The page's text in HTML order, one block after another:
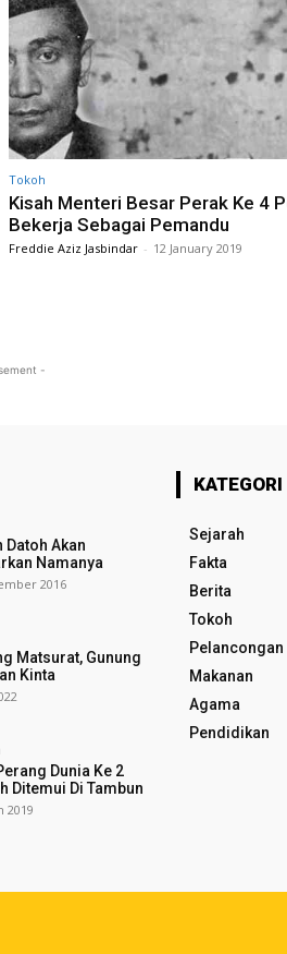
Tokoh
Kisah Menteri Besar Perak Ke 4
Bekerja Sebagai Pemandu
Freddie Aziz Jasbindar - 12 January 2019
-
Datoh Akan
Namanya
2016
Matsurat, Gunung
Kinta
Dunia Ke 2
Ditemui Di Tambun
2019
KATEGORI
Sejarah
Fakta
Berita
Tokoh
Pelancongan
Makanan
Agama
Pendidikan